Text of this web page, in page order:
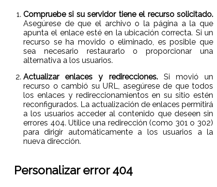
Compruebe si su servidor tiene el recurso solicitado.
Asegúrese de que el archivo o la página a la que
apunta el enlace esté en la ubicación correcta. Si un
recurso se ha movido o eliminado, es posible que
sea necesario restaurarlo o proporcionar una
alternativa a los usuarios.
Actualizar enlaces y redirecciones.Si movió un
recurso o cambió su URL, asegúrese de que todos
los enlaces y redireccionamientos en su sitio estén
reconfigurados. La actualización de enlaces permitirá
a los usuarios acceder al contenido que deseen sin
errores 404. Utilice una redirección (como 301 o 302)
para dirigir automáticamente a los usuarios a la
nueva dirección.
Personalizar error 404